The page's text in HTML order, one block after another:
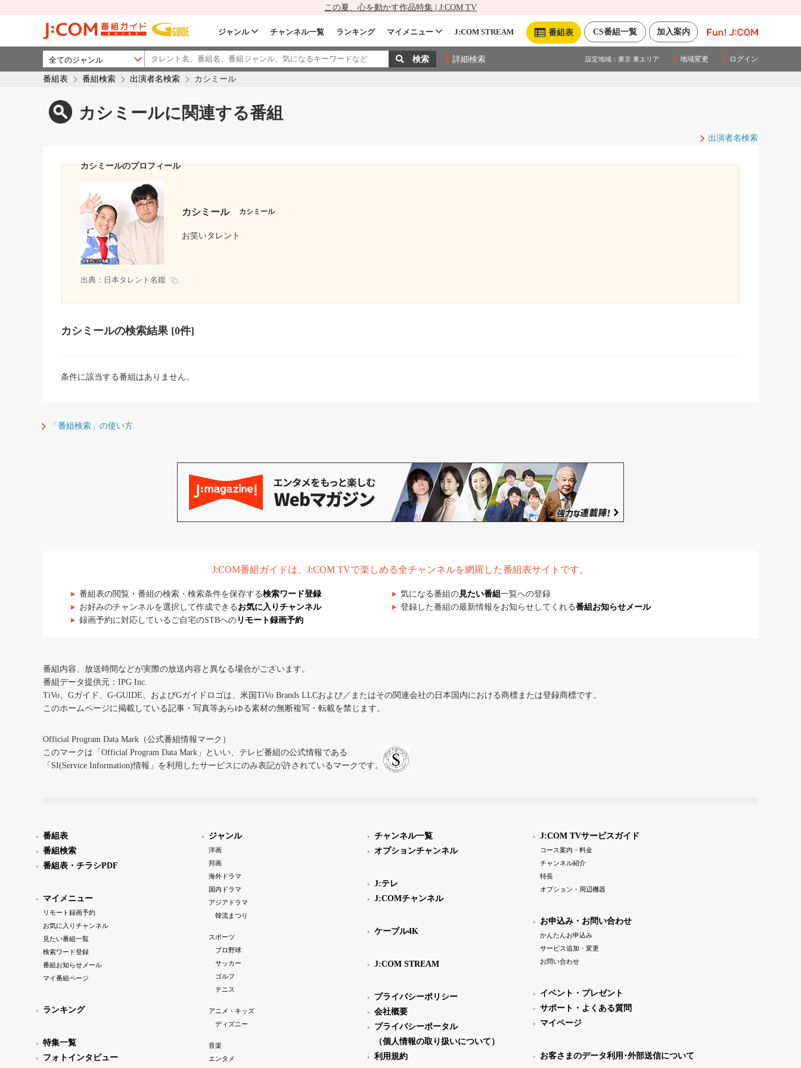
この夏、心を動かす作品特集 | J:COM TV
加入案内
CS番組一覧
番組表
ジャンル チャンネル一覧 ランキング マイメニュー J:COM STREAM
詳細検索 設定地域： 東京 東エリア 地域変更 ログイン
番組表 番組検索 出演者名検索 カシミール
カシミールに関連する番組
出演者名検索
カシミールのプロフィール
カシミール カシミール
お笑いタレント
出典： 日本タレント名鑑
カシミールの検索結果[0件]
条件に該当する番組はありません。
「番組検索」の使い方
J:COM番組ガイドは、J:COM TVで楽しめる全チャンネルを網羅した番組表サイトです。
番組表の閲覧・番組の検索・検索条件を保存する検索ワード登録 気になる番組の見たい番組 一覧への登録
お好みのチャンネルを選択して作成できる お気に入りチャンネル 登録した番組の最新情報をお知らせしてくれる番組お知らせメール
録画予約に対応しているご自宅のSTBへの リモート録画予約
番組内容、放送時間などが実際の放送内容と異なる場合がございます。
番組データ提供元：IPG Inc.
TiVo、Gガイド、G-GUIDE、およびGガイドロゴは、米国TiVo Brands LLCおよび／またはその関連会社の日本国内における商標または登録商標です。
このホームページに掲載している記事・写真等あらゆる素材の無断複写・転載を禁じます。
Official Program Data Mark（公式番組情報マーク）
このマークは「Official Program Data Mark」といい、テレビ番組の公式情報である
「SI(Service Information)情報」を利用したサービスにのみ表記が許されているマークです。
番組表
番組検索
番組表・チラシPDF
マイメニュー
リモート録画予約
お気に入りチャンネル
見たい番組一覧
検索ワード登録
番組お知らせメール
マイ番組ページ
ランキング
特集一覧
フォトインタビュー
ジャンル
洋画
邦画
海外ドラマ
国内ドラマ
アジアドラマ
韓流まつり
スポーツ
プロ野球
サッカー
ゴルフ
テニス
アニメ・キッズ
ディズニー
音楽
エンタメ
チャンネル一覧
オプションチャンネル
J:テレ
J:COMチャンネル
ケーブル4K
J:COM STREAM
プライバシーポリシー
会社概要
プライバシーポータル
（個人情報の取り扱いについて）
利用規約
J:COM TVサービスガイド
コース案内・料金
チャンネル紹介
特長
オプション・周辺機器
お申込み・お問い合わせ
かんたんお申込み
サービス追加・変更
お問い合わせ
イベント・プレゼント
サポート・よくある質問
マイページ
お客さまのデータ利用･外部送信について